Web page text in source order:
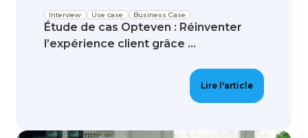
Business Case
Use case
Interview
Étude de cas Opteven : Réinventer
l’expérience client grâce ...
Lire l'article